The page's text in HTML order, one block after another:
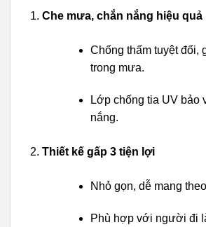
Che mưa, chắn nắng hiệu quả
Chống thấm tuyệt đối,
trong mưa.
Lớp chống tia UV bảo
nắng.
Thiết kế gấp 3 tiện lợi
Nhỏ gọn, dễ mang
Phù hợp với người đi